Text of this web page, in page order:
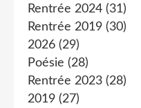
Rentrée 2024 (31)
Rentrée 2019 (30)
2026 (29)
Poésie (28)
Rentrée 2023 (28)
2019 (27)